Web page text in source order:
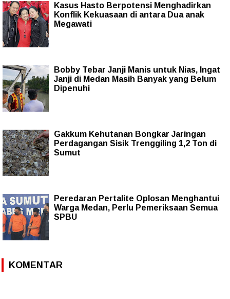
Kasus Hasto Berpotensi Menghadirkan
Konflik Kekuasaan di antara Dua anak
Megawati
Bobby Tebar Janji Manis untuk Nias, Ingat
Janji di Medan Masih Banyak yang Belum
Dipenuhi
Gakkum Kehutanan Bongkar Jaringan
Perdagangan Sisik Trenggiling 1,2 Ton di
Sumut
Peredaran Pertalite Oplosan Menghantui
Warga Medan, Perlu Pemeriksaan Semua
SPBU
KOMENTAR